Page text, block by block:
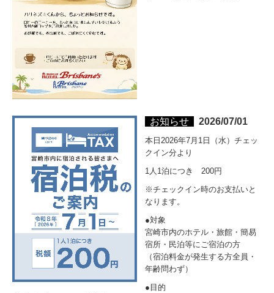
お知らせ 2026/07/01
本日2026年7月1日（水）チェッ
クイン分より
1人1泊につき　200円
※チェックイン時のお支払いと
なります。
●対象
宮崎市内のホテル・旅館・簡易
宿所・民泊等にご宿泊の方
（宿泊料金が発生する方全員・
年齢問わず）
●目的